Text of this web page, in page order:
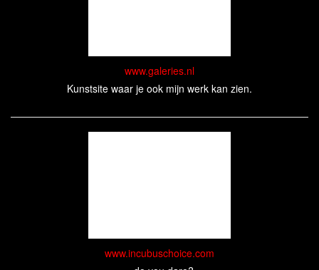
www.galeries.nl
Kunstsite waar je ook mijn werk kan zien.
www.incubuschoice.com